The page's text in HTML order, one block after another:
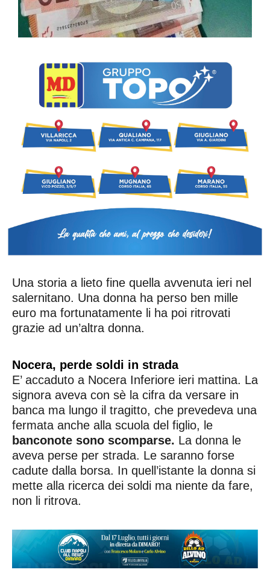
Una storia a lieto fine quella avvenuta ieri nel
salernitano. Una donna ha perso ben mille
euro ma fortunatamente li ha poi ritrovati
grazie ad un’altra donna.
Nocera, perde soldi in strada
E’ accaduto a Nocera Inferiore ieri mattina. La
signora aveva con sè la cifra da versare in
banca ma lungo il tragitto, che prevedeva una
fermata anche alla scuola del figlio, le
banconote sono scomparse. La donna le
aveva perse per strada. Le saranno forse
cadute dalla borsa. In quell’istante la donna si
mette alla ricerca dei soldi ma niente da fare,
non li ritrova.